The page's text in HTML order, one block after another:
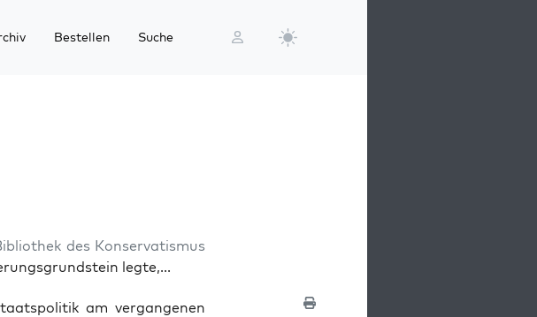
Bestellen Suche
des Konservatismus
legte,...
am ver­gan­ge­nen